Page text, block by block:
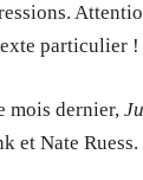
particulier !
mois dernier,
et Nate Ruess.